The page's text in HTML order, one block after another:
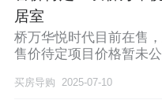
居室
桥万华悦时代目前在售
售价待定项目价格暂未
买房导购 2025-07-10